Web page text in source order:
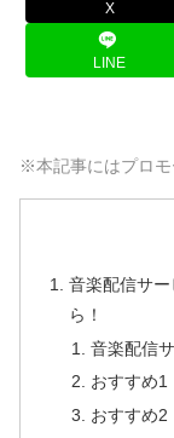
X
LINE
※本記事にはプロモ
音楽配信サ
ら！
音楽配信
おすすめ1
おすすめ2